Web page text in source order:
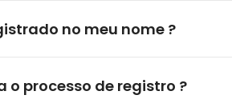
no meu nome ?
o processo de registro ?